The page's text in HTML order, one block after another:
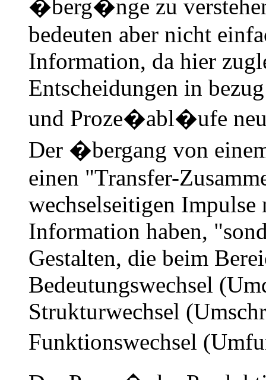
�berg�nge zu
bedeuten aber nicht
Information, da hier
Entscheidungen in
und Proze�abl�ufe
Der �bergang von
einen "Transfer-
wechselseitigen
Information haben,
Gestalten, die beim
Bedeutungswechsel
Strukturwechsel
Funktionswechsel